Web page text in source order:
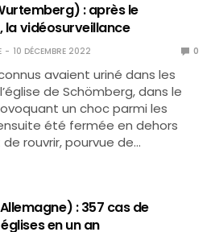
: après le
la vidéosurveillance
10 DÉCEMBRE 2022 0
avaient uriné dans les
de Schömberg, dans le
un choc parmi les
été fermée en dehors
rouvrir, pourvue de…
: 357 cas de
en un an